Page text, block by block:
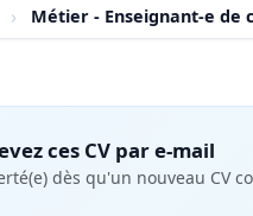
Métier - Enseignant-e de
ces CV par e-mail
dès qu'un nouveau CV